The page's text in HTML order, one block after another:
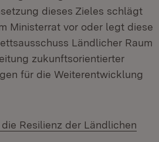
dieses Zieles schlägt
Ministerrat vor oder legt diese
Ländlicher Raum
zukunftsorientierter
für die Weiterentwicklung
Resilienz der Ländlichen